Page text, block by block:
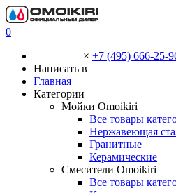
0
× +7 (495) 666-25-
Написать в
Главная
Категории
Мойки Omoikiri
Все товары
Нержавеющая
Гранитные
Керамические
Смесители Omoikiri
Все товары